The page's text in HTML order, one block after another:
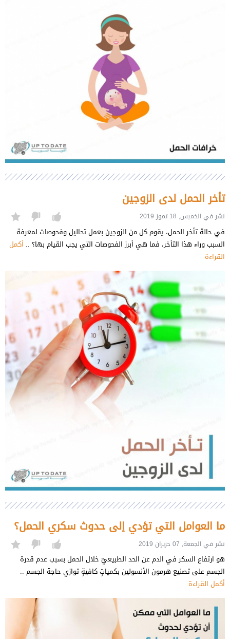
تأخر الحمل لدى الزوجين
نشر في الخميس, 18 تموز 2019
في حالة تأخر الحمل، يقوم كل من الزوجين بعمل تحاليل وفحوصات لمعرفة
السبب وراء هذا التأخر، فما هي أبرز الفحوصات التي يجب القيام بها؟ .. أكمل
القراءة
ما العوامل التي تؤدي إلى حدوث سكري الحمل؟
نشر في الجمعة, 07 حزيران 2019
هو ارتفاع السكر في الدم عن الحد الطبيعيّ خلال الحمل بسبب عدم قدرة
الجسم على تصنيع هرمون الأنسولين بكمياتٍ كافيةٍ توازي حاجة الجسم ..
أكمل القراءة